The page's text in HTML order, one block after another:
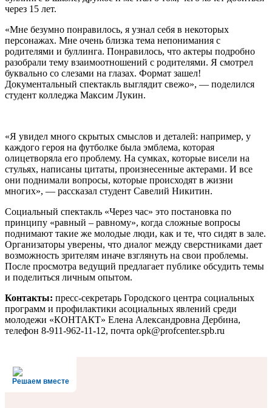
через 15 лет.
«Мне безумно понравилось, я узнал себя в некоторых
персонажах. Мне очень близка тема непонимания с
родителями и буллинга. Понравилось, что актеры подробно
разобрали тему взаимоотношений с родителями. Я смотрел
буквально со слезами на глазах. Формат зашел!
Документальный спектакль выглядит свежо», — поделился
студент колледжа Максим Лукин.
«Я увидел много скрытых смыслов и деталей: например, у
каждого героя на футболке была эмблема, которая
олицетворяла его проблему. На сумках, которые висели на
стульях, написаны цитаты, произнесенные актерами. И все
они поднимали вопросы, которые происходят в жизни
многих», — рассказал студент Савелий Никитин.
Социальный спектакль «Через час» это постановка по
принципу «равный – равному», когда сложные вопросы
поднимают такие же молодые люди, как и те, что сидят в зале.
Организаторы уверены, что диалог между сверстниками дает
возможность зрителям иначе взглянуть на свои проблемы.
После просмотра ведущий предлагает публике обсудить темы
и поделиться личным опытом.
Контакты: пресс-секретарь Городского центра социальных
программ и профилактики асоциальных явлений среди
молодежи «КОНТАКТ» Елена Александровна Дербина,
телефон 8-911-962-11-12, почта opk@profcenter.spb.ru
Решаем вместе